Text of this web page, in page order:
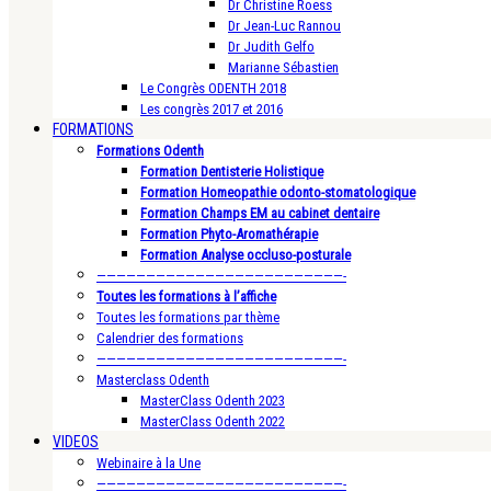
Dr Christine Roess
Dr Jean-Luc Rannou
Dr Judith Gelfo
Marianne Sébastien
Le Congrès ODENTH 2018
Les congrès 2017 et 2016
FORMATIONS
Formations Odenth
Formation Dentisterie Holistique
Formation Homeopathie odonto-stomatologique
Formation Champs EM au cabinet dentaire
Formation Phyto-Aromathérapie
Formation Analyse occluso-posturale
—————————————————————————-
Toutes les formations à l’affiche
Toutes les formations par thème
Calendrier des formations
—————————————————————————-
Masterclass Odenth
MasterClass Odenth 2023
MasterClass Odenth 2022
VIDEOS
Webinaire à la Une
—————————————————————————-